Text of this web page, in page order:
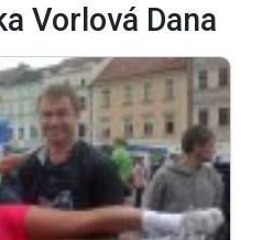
Vorlová Dana